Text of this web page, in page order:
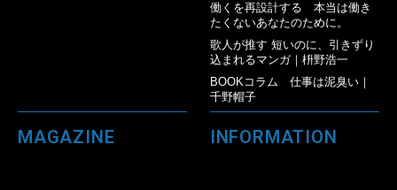
働くを再設計する 本当は働き
たくないあなたのために。
歌人が推す 短いのに、引きずり
込まれるマンガ｜枡野浩一
BOOKコラム 仕事は泥臭い｜
千野帽子
MAGAZINE INFORMATION